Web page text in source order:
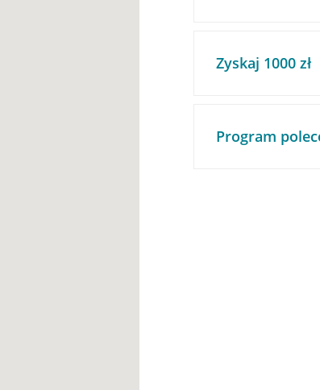
Zyskaj 1000 zł
Program